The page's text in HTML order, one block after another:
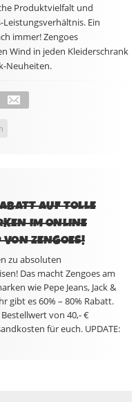
Produktvielfalt und
Ein
immer! Zengoes
Wind in jeden Kleiderschrank
Neuheiten.
AUF TOLLE
IM ONLINE
ZENGOES!
zu absoluten
Das macht Zengoes am
wie Pepe Jeans, Jack &
gibt es 60% – 80% Rabatt.
von 40,- €
für euch. UPDATE: